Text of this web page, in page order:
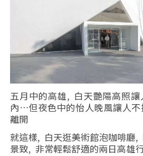
五月中的高雄, 白天艷陽高照
內…但夜色中的怡人晚風讓人
離開
就這樣, 白天逛美術館泡咖啡廳,
景致, 非常輕鬆舒適的兩日高雄